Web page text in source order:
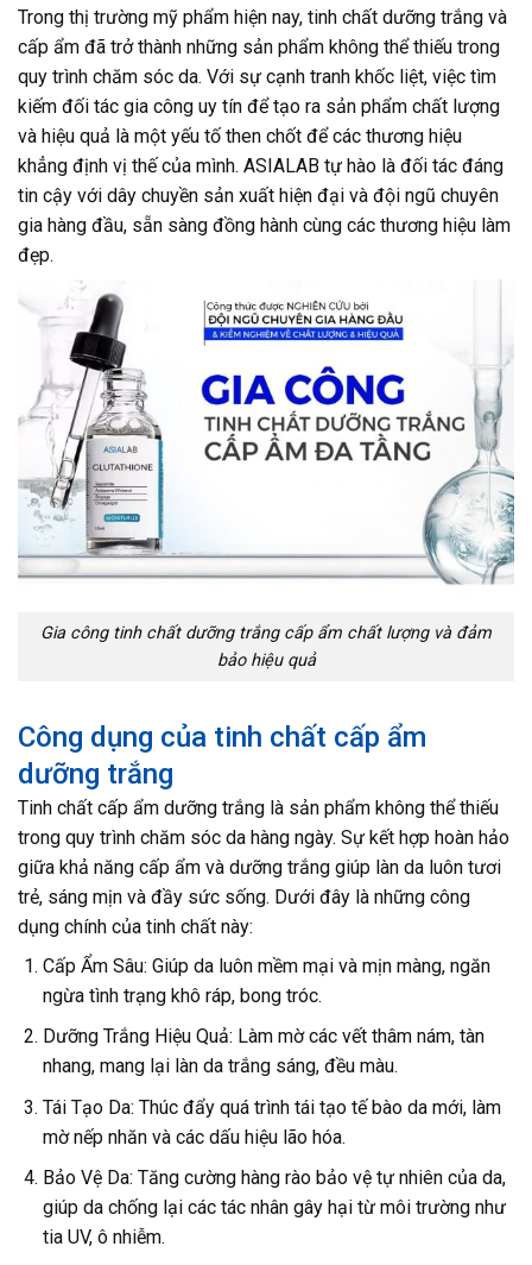
Trong thị trường mỹ phẩm hiện nay, tinh chất dưỡng trắng và
cấp ẩm đã trở thành những sản phẩm không thể thiếu trong
quy trình chăm sóc da. Với sự cạnh tranh khốc liệt, việc tìm
kiếm đối tác gia công uy tín để tạo ra sản phẩm chất lượng
và hiệu quả là một yếu tố then chốt để các thương hiệu
khẳng định vị thế của mình. ASIALAB tự hào là đối tác đáng
tin cậy với dây chuyền sản xuất hiện đại và đội ngũ chuyên
gia hàng đầu, sẵn sàng đồng hành cùng các thương hiệu làm
đẹp.
Gia công tinh chất dưỡng trắng cấp ẩm chất lượng và đảm
bảo hiệu quả
Công dụng của tinh chất cấp ẩm
dưỡng trắng
Tinh chất cấp ẩm dưỡng trắng là sản phẩm không thể thiếu
trong quy trình chăm sóc da hàng ngày. Sự kết hợp hoàn hảo
giữa khả năng cấp ẩm và dưỡng trắng giúp làn da luôn tươi
trẻ, sáng mịn và đầy sức sống. Dưới đây là những công
dụng chính của tinh chất này:
Cấp Ẩm Sâu: Giúp da luôn mềm mại và mịn màng, ngăn
ngừa tình trạng khô ráp, bong tróc.
Dưỡng Trắng Hiệu Quả: Làm mờ các vết thâm nám, tàn
nhang, mang lại làn da trắng sáng, đều màu.
Tái Tạo Da: Thúc đẩy quá trình tái tạo tế bào da mới, làm
mờ nếp nhăn và các dấu hiệu lão hóa.
Bảo Vệ Da: Tăng cường hàng rào bảo vệ tự nhiên của da,
giúp da chống lại các tác nhân gây hại từ môi trường như
tia UV, ô nhiễm.